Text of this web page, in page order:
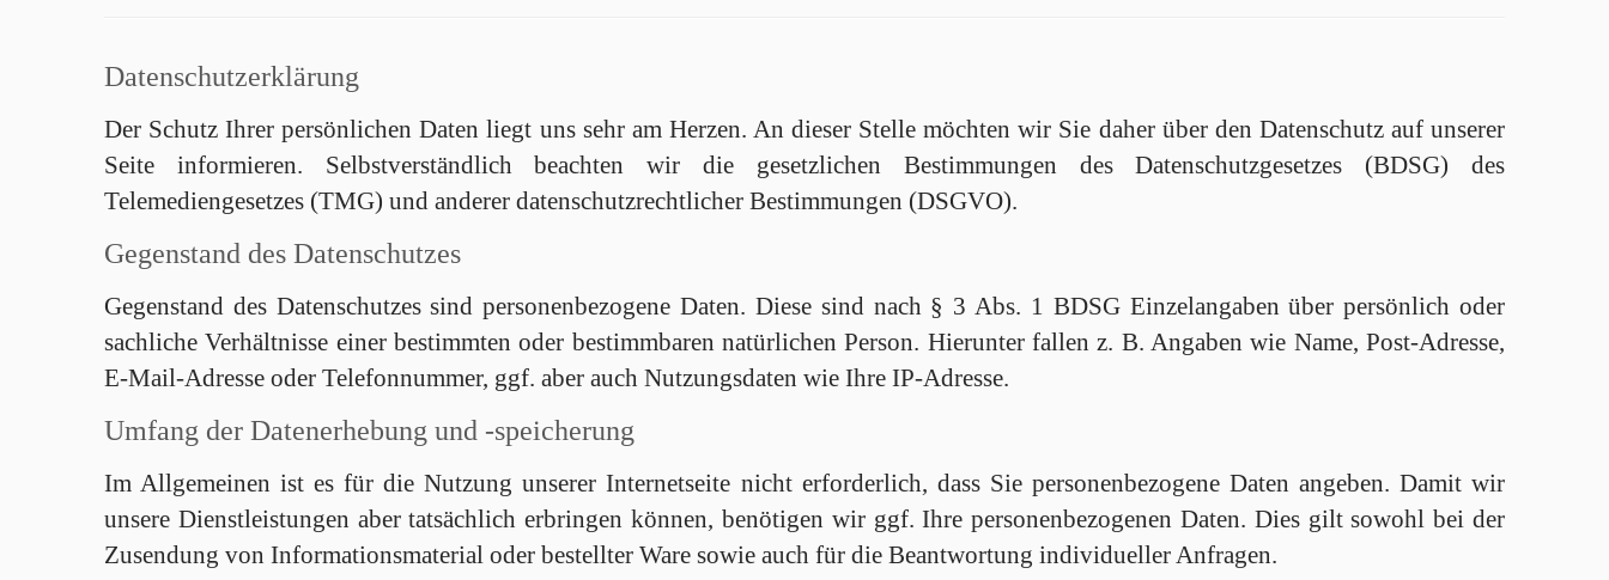
Datenschutzerklärung
Der Schutz Ihrer persönlichen Daten liegt uns sehr am Herzen. An dieser Stelle möchten wir Sie daher über den Datenschutz auf unserer
Seite informieren. Selbstverständlich beachten wir die gesetzlichen Bestimmungen des Datenschutzgesetzes (BDSG) des
Telemediengesetzes (TMG) und anderer datenschutzrechtlicher Bestimmungen (DSGVO).
Gegenstand des Datenschutzes
Gegenstand des Datenschutzes sind personenbezogene Daten. Diese sind nach § 3 Abs. 1 BDSG Einzelangaben über persönlich oder
sachliche Verhältnisse einer bestimmten oder bestimmbaren natürlichen Person. Hierunter fallen z. B. Angaben wie Name, Post-Adresse,
E-Mail-Adresse oder Telefonnummer, ggf. aber auch Nutzungsdaten wie Ihre IP-Adresse.
Umfang der Datenerhebung und -speicherung
Im Allgemeinen ist es für die Nutzung unserer Internetseite nicht erforderlich, dass Sie personenbezogene Daten angeben. Damit wir
unsere Dienstleistungen aber tatsächlich erbringen können, benötigen wir ggf. Ihre personenbezogenen Daten. Dies gilt sowohl bei der
Zusendung von Informationsmaterial oder bestellter Ware sowie auch für die Beantwortung individueller Anfragen.